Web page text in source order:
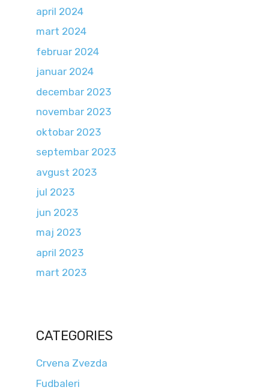
april 2024
mart 2024
februar 2024
januar 2024
decembar 2023
novembar 2023
oktobar 2023
septembar 2023
avgust 2023
jul 2023
jun 2023
maj 2023
april 2023
mart 2023
CATEGORIES
Crvena Zvezda
Fudbaleri